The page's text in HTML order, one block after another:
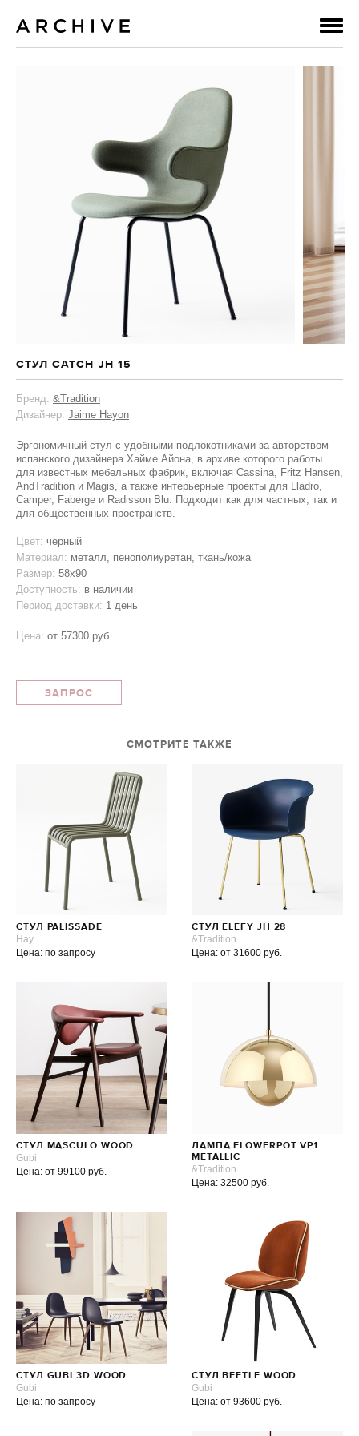
СТУЛ CATCH JH 15
Бренд: &Tradition
Дизайнер: Jaime Hayon
Эргономичный стул с удобными подлокотниками за авторством
испанского дизайнера Хайме Айона, в архиве которого работы
для известных мебельных фабрик, включая Cassina, Fritz Hansen,
AndTradition и Magis, а также интерьерные проекты для Lladro,
Camper, Faberge и Radisson Blu. Подходит как для частных, так и
для общественных пространств.
Цвет: черный
Материал: металл, пенополиуретан, ткань/кожа
Размер: 58x90
Доступность: в наличии
Период доставки: 1 день
Цена: от 57300 руб.
ЗАПРОС
СМОТРИТЕ ТАКЖЕ
СТУЛ PALISSADE
Hay
Цена: по запросу
СТУЛ ELEFY JH 28
&Tradition
Цена: от 31600 руб.
СТУЛ MASCULO WOOD
Gubi
Цена: от 99100 руб.
ЛАМПА FLOWERPOT VP1
METALLIC
&Tradition
Цена: 32500 руб.
СТУЛ GUBI 3D WOOD
Gubi
Цена: по запросу
СТУЛ BEETLE WOOD
Gubi
Цена: от 93600 руб.